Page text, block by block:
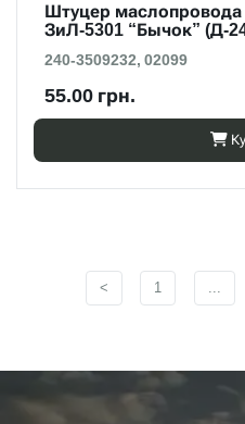
Штуцер
ЗиЛ-5301 “Бычок” (Д-
240-3509232, 02099
55.00 грн.
< 1 ...